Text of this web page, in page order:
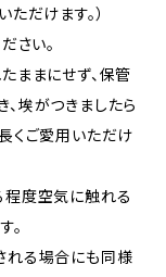
だけます。）
さい。
ままにせず、保管
埃がつきましたら
くご愛用いただけ
程度空気に触れる
。
れる場合にも同様